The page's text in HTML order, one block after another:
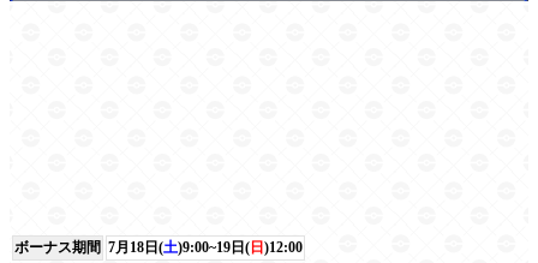
ボーナス期間 7月18日(土)9:00~19日(日)12:00